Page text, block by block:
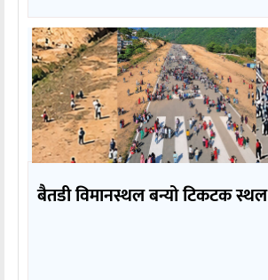
बैतडी विमानस्थल बन्यो टिकटक स्थल